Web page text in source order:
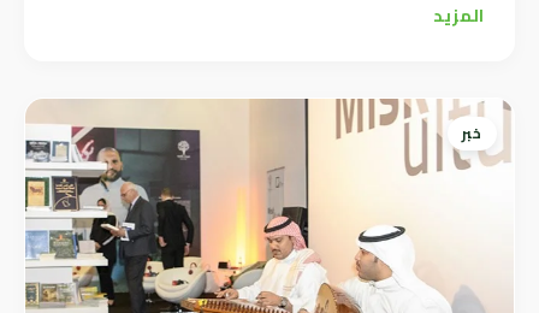
المزيد
خبر